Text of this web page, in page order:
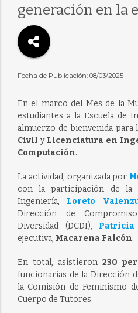
generación en la
Fecha de Publicación: 08/03/2025
En el marco del Mes de la
estudiantes a la Escuela de
almuerzo de bienvenida para
Civil yLicenciatura en
Computación.
La actividad, organizada por
con la participación de la
Ingeniería, Loreto
Dirección de
Diversidad (DCDI),
ejecutiva, Macarena Falcón.
En total, asistieron 230
funcionarias de la Dirección
la Comisión de Feminismo
Cuerpo de Tutores.